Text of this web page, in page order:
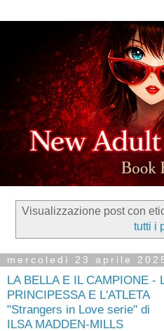
Visualizzazione post con
tutti i
mercoledì 23 aprile
LA BELLA E IL CAMPIONE -
PRINCIPESSA E L'ATLETA
"Strangers in Love serie" di
ILSA MADDEN-MILLS